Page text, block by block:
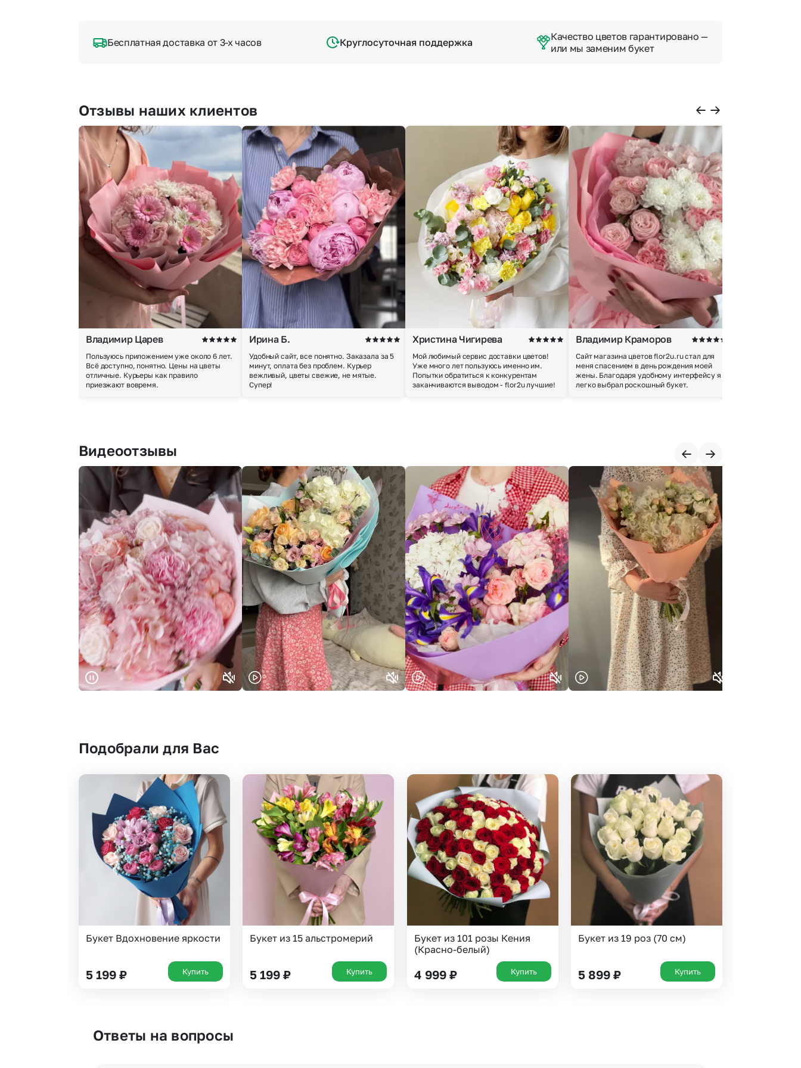
Москва и МО
Санкт-Петербург
Нижний Новгород
Самара
Казань
Уфа
Челябинск
Екатеринбург
Новосибирск
Омск
Волгоград
Воронеж
Бесплатная доставка от 3-х часов
Качество цветов гарантировано —
или мы заменим букет
Круглосуточная поддержка
Отзывы наших клиентов
Владимир Царев
Пользуюсь приложением уже около 6 лет.
Всё доступно, понятно. Цены на цветы
отличные. Курьеры как правило
приезжают вовремя.
Ирина Б.
Удобный сайт, все понятно. Заказала за 5
минут, оплата без проблем. Курьер
вежливый, цветы свежие, не мятые.
Супер!
Христина Чигирева
Мой любимый сервис доставки цветов!
Уже много лет пользуюсь именно им.
Попытки обратиться к конкурентам
заканчиваются выводом - flor2u лучшие!
Владимир Краморов
Сайт магазина цветов flor2u.ru стал для
меня спасением в день рождения моей
жены. Благодаря удобному интерфейсу я
легко выбрал роскошный букет.
Видеоотзывы
Подобрали для Вас
Букет Вдохновение яркости
5 199 ₽ Купить
Букет из 15 альстромерий
5 199₽ Купить
Букет из 101 розы Кения
(Красно-белый)
4 999 ₽ Купить
Букет из 19 роз (70 см)
5 899 ₽ Купить
Ответы на вопросы